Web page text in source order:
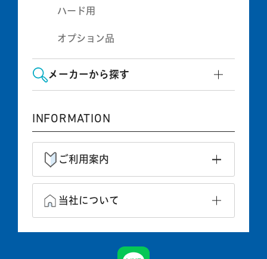
ハード用
オプション品
メーカーから探す
INFORMATION
ご利用案内
当社について